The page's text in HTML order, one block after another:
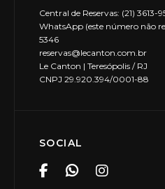
Central de Reservas: (21) 3613-
WhatsApp (este número não
5346
reservas@lecanton.com.br
Le Canton | Teresópolis / RJ
CNPJ 29.920.394/0001-88
SOCIAL